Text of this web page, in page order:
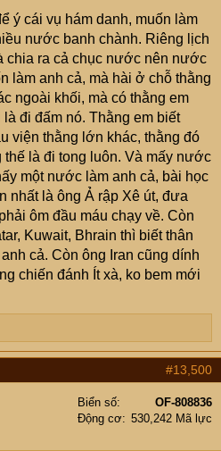
tài liệu của các nhà báo
của Iran:“Sự kết hợp giữa
người lái đã được sử dụng để
hệ thống phòng không của
không Israel tiêu diệt,
của chúng: gây quá tải và
không của đối phương.
III của Iran đáp trả chiến
Iran đã thực hiện tấn công
nhiều tên lửa trong số đó
giáng những đòn tàn khốc
thủ nghiêm ngặt của
thế giới. Tên lửa Iran đã
của Israel, ước tính hệ
chỉ đánh chặn được 25%
4 ngày cuối cùng”.
thực tế mà Israel phải hứng
chiến dịch “Rising Lion”:
Góc của Israel”. Đây là tổ
ở trung tâm Tel Aviv. Mặc
ý cái vụ hám danh, muốn làm
nước banh chành. Riêng lịch
chia ra cả chục nước nên nước
làm anh cả, mà hài ở chỗ thằng
ngoài khối, mà có thằng em
đi đấm nó. Thằng em biết
viện thằng lớn khác, thằng đó
thế là đi tong luôn. Và mấy nước
một nước làm anh cả, bài học
nhất là ông Ả rập Xê út, đưa
ôm đầu máu chạy về. Còn
Kuwait, Bhrain thì biết thân
cả. Còn ông Iran cũng dính
chiến đánh Ít xà, ko bem mới
#13,500
Biển số
OF-808836
Động cơ
530,242 Mã lực